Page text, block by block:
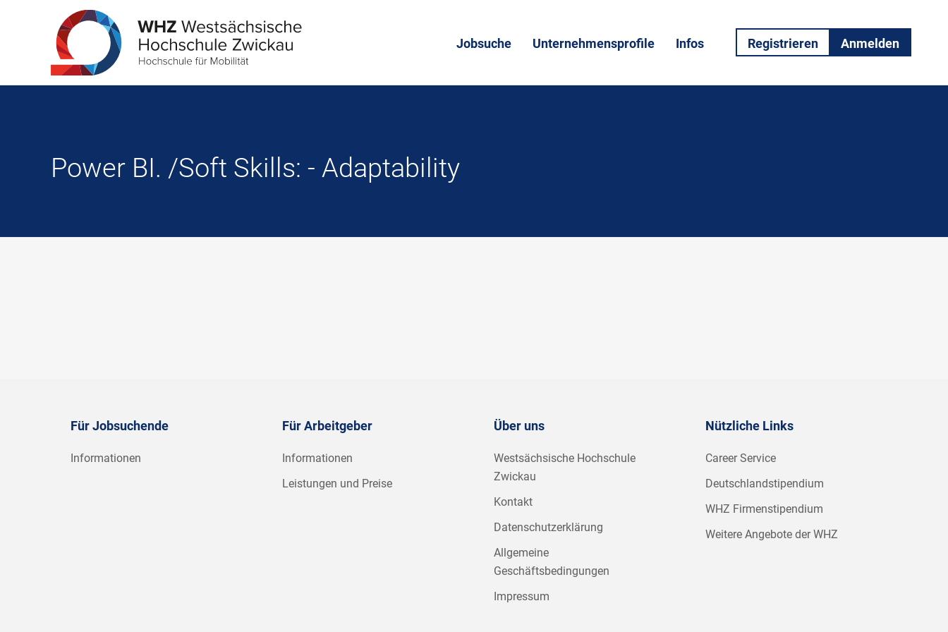
Jobsuche Unternehmensprofile Infos Registrieren Anmelden
Power BI. /Soft Skills: - Adaptability
Für Jobsuchende
Informationen
Für Arbeitgeber
Informationen
Leistungen und Preise
Über uns
Westsächsische Hochschule
Zwickau
Kontakt
Datenschutzerklärung
Allgemeine
Geschäftsbedingungen
Impressum
Nützliche Links
Career Service
Deutschlandstipendium
WHZ Firmenstipendium
Weitere Angebote der WHZ